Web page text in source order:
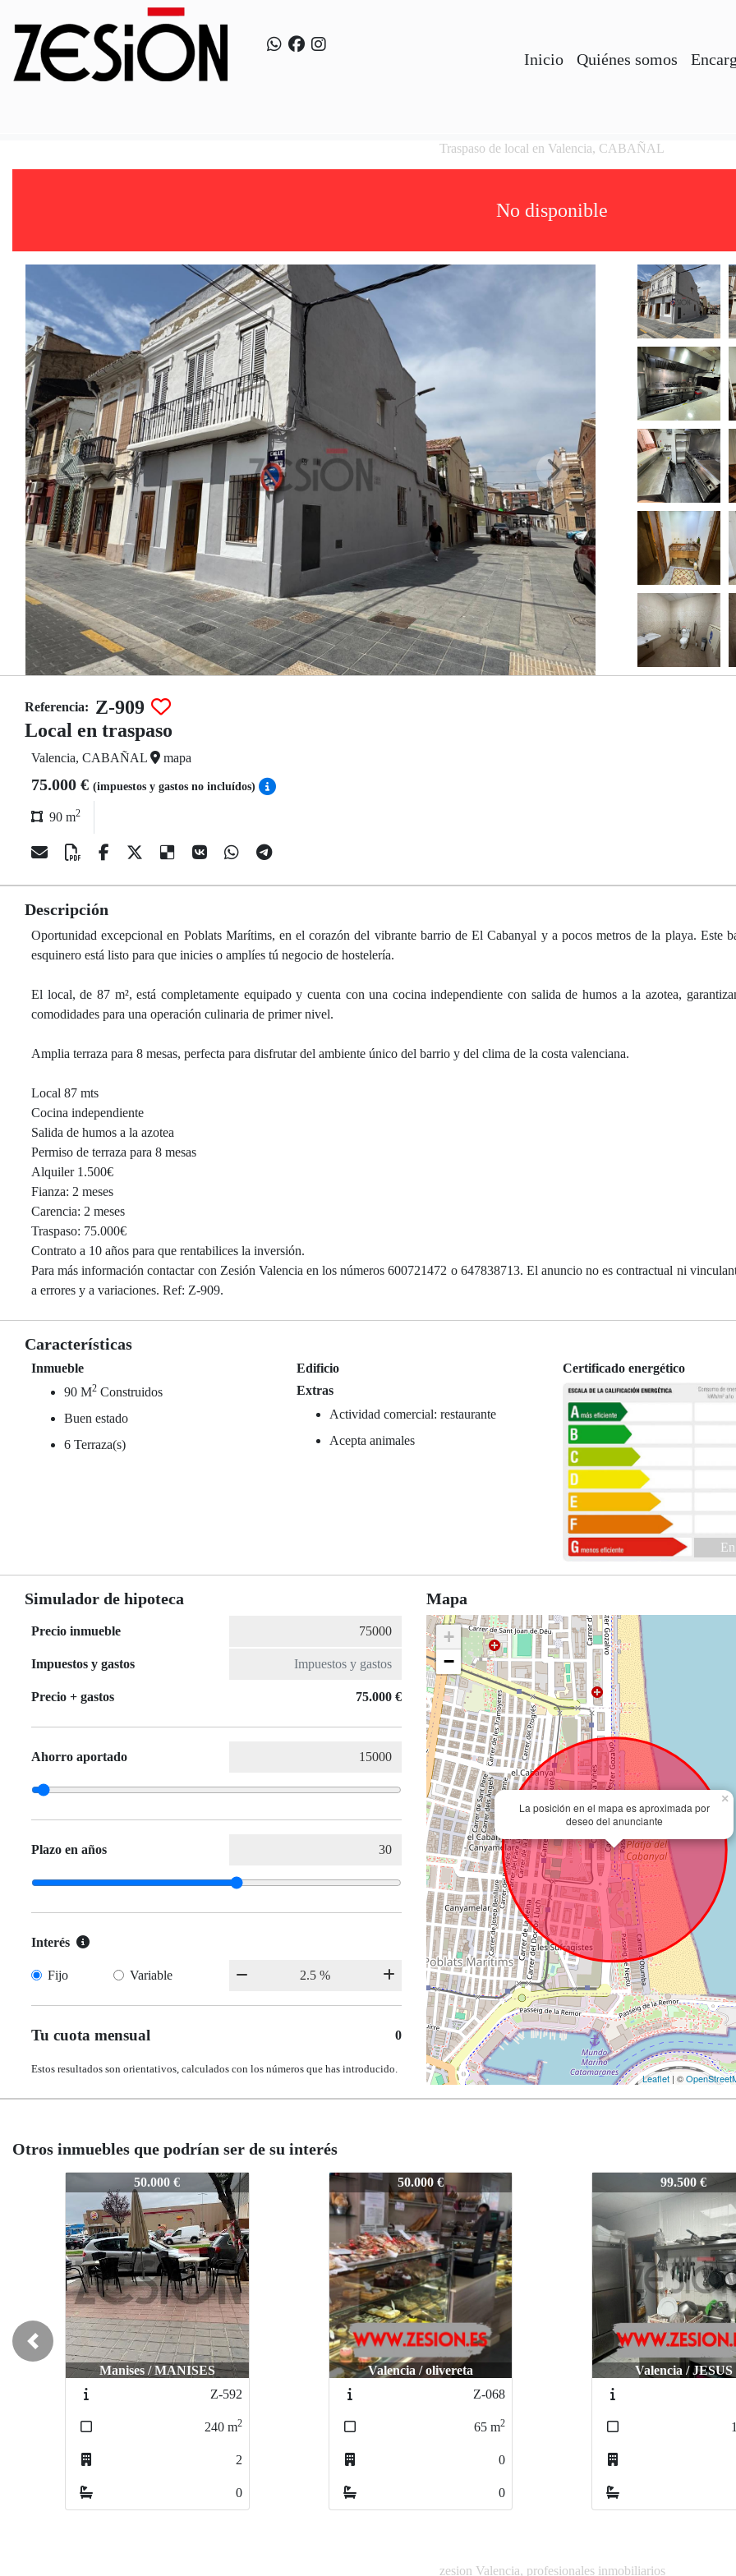
Inicio Quiénes somos
Traspaso de local en Valencia, CABAÑAL
No disponible
Referencia: Z-909
Local en traspaso
Valencia, CABAÑAL mapa
75.000 € (impuestos y gastos no incluídos)
90 m2
Descripción
Oportunidad excepcional en Poblats Marítims, en el corazón del vibrante barrio de El Cabanyal y a pocos metros de la playa. Este
esquinero está listo para que inicies o amplíes tú negocio de hostelería.
El local, de 87 m², está completamente equipado y cuenta con una cocina independiente con salida de humos a la azotea,
comodidades para una operación culinaria de primer nivel.
Amplia terraza para 8 mesas, perfecta para disfrutar del ambiente único del barrio y del clima de la costa valenciana.
Local 87 mts
Cocina independiente
Salida de humos a la azotea
Permiso de terraza para 8 mesas
Alquiler 1.500€
Fianza: 2 meses
Carencia: 2 meses
Traspaso: 75.000€
Contrato a 10 años para que rentabilices la inversión.
Para más información contactar con Zesión Valencia en los números 600721472 o 647838713. El anuncio no es contractual ni
a errores y a variaciones. Ref: Z-909.
Características
Inmueble
90 M2 Construidos
Buen estado
6 Terraza(s)
Edificio
Extras
Actividad comercial: restaurante
Acepta animales
Certificado energético
Simulador de hipoteca
Precio inmueble
Impuestos y gastos
Precio + gastos 75.000 €
Ahorro aportado
Plazo en años
Interés
Fijo Variable
Tu cuota mensual 0
Estos resultados son orientativos, calculados con los números que has introducido.
Mapa
La posición en el mapa es aproximada por
deseo del anunciante
×
+
−
Leaflet | ©
Otros inmuebles que podrían ser de su interés
50.000 €
Valencia / olivereta
Z-068
65 m2
0
0
Z-909 99.500 €
Valencia / JESUS
Z-865
150m2
0
0
69.000 €
Valencia /
COMERCIAL
Previous
zesion Valencia, profesionales inmobiliarios